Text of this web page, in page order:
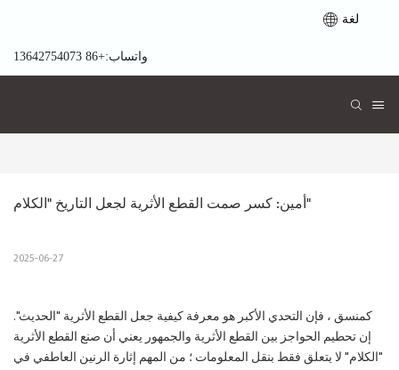
لغة
واتساب:+86 13642754073
أمين: كسر صمت القطع الأثرية لجعل التاريخ "الكلام"
2025-06-27
كمنسق ، فإن التحدي الأكبر هو معرفة كيفية جعل القطع الأثرية "الحديث".
إن تحطيم الحواجز بين القطع الأثرية والجمهور يعني أن صنع القطع الأثرية
"الكلام" لا يتعلق فقط بنقل المعلومات ؛ من المهم إثارة الرنين العاطفي في